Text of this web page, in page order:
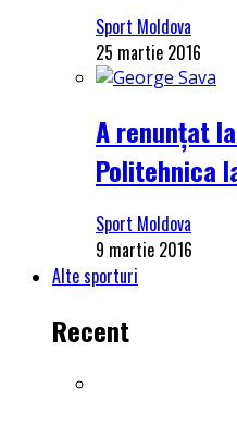
Sport Moldova
25 martie 2016
A renunțat
Politehnica
Sport Moldova
9 martie 2016
Alte sporturi
Recent